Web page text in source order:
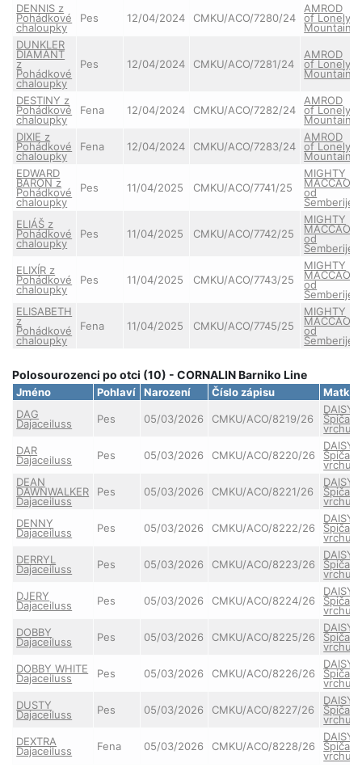
DENNIS z
Pohádkové
chaloupky
Pes 12/04/2024 CMKU/ACO/7280/24
AMROD
of Lonely
Mountain
DUNKLER
DIAMANT
z
Pohádkové
chaloupky
Pes 12/04/2024 CMKU/ACO/7281/24
AMROD
of Lonely
Mountain
DESTINY z
Pohádkové
chaloupky
Fena 12/04/2024 CMKU/ACO/7282/24
AMROD
of Lonely
Mountain
DIXIE z
Pohádkové
chaloupky
Fena 12/04/2024 CMKU/ACO/7283/24
AMROD
of Lonely
Mountain
EDWARD
BARON z
Pohádkové
chaloupky
Pes 11/04/2025 CMKU/ACO/7741/25
MIGHTY
MACCAO
od
Semberije
ELIÁŠ z
Pohádkové
chaloupky
Pes 11/04/2025 CMKU/ACO/7742/25
MIGHTY
MACCAO
od
Semberije
ELIXÍR z
Pohádkové
chaloupky
Pes 11/04/2025 CMKU/ACO/7743/25
MIGHTY
MACCAO
od
Semberije
ELISABETH
z
Pohádkové
chaloupky
Fena 11/04/2025 CMKU/ACO/7745/25
MIGHTY
MACCAO
od
Semberije
Polosourozenci po otci (10) - CORNALIN Barniko Line
Jméno Pohlaví Narození Číslo zápisu
Matka
DAG
Dajaceiluss Pes 05/03/2026 CMKU/ACO/8219/26
DAISY
vrchu
DAR
Dajaceiluss Pes 05/03/2026 CMKU/ACO/8220/26
DAISY
vrchu
DEAN
DAWNWALKER
Dajaceiluss
Pes 05/03/2026 CMKU/ACO/8221/26
DAISY
vrchu
DENNY
Dajaceiluss Pes 05/03/2026 CMKU/ACO/8222/26
DAISY
vrchu
DERRYL
Dajaceiluss Pes 05/03/2026 CMKU/ACO/8223/26
DAISY
vrchu
DJERY
Dajaceiluss Pes 05/03/2026 CMKU/ACO/8224/26
DAISY
vrchu
DOBBY
Dajaceiluss Pes 05/03/2026 CMKU/ACO/8225/26
DAISY
vrchu
DOBBY WHITE
Dajaceiluss Pes 05/03/2026 CMKU/ACO/8226/26
DAISY
vrchu
DUSTY
Dajaceiluss Pes 05/03/2026 CMKU/ACO/8227/26
DAISY
vrchu
DEXTRA
Dajaceiluss Fena 05/03/2026 CMKU/ACO/8228/26
DAISY
vrchu